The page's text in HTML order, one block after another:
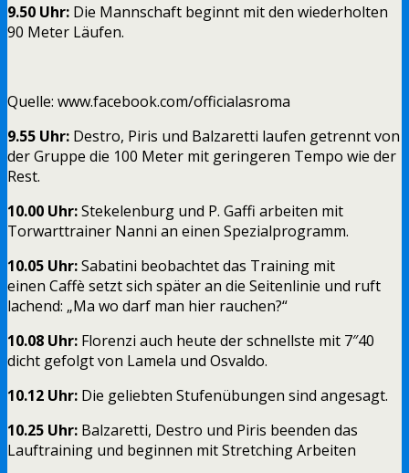
9.50 Uhr: Die Mannschaft beginnt mit den wiederholten
90 Meter Läufen.
Quelle: www.facebook.com/officialasroma
9.55 Uhr: Destro, Piris und Balzaretti laufen getrennt von
der Gruppe die 100 Meter mit geringeren Tempo wie der
Rest.
10.00 Uhr:Stekelenburg und P. Gaffi arbeiten mit
Torwarttrainer Nanni an einen Spezialprogramm.
10.05 Uhr:Sabatini beobachtet das Training mit
einen Caffè setzt sich später an die Seitenlinie und ruft
lachend: „Ma wo darf man hier rauchen?“
10.08 Uhr: Florenzi auch heute der schnellste mit 7″40
dicht gefolgt von Lamela und Osvaldo.
10.12 Uhr: Die geliebten Stufenübungen sind angesagt.
10.25 Uhr: Balzaretti, Destro und Piris beenden das
Lauftraining und beginnen mit Stretching Arbeiten